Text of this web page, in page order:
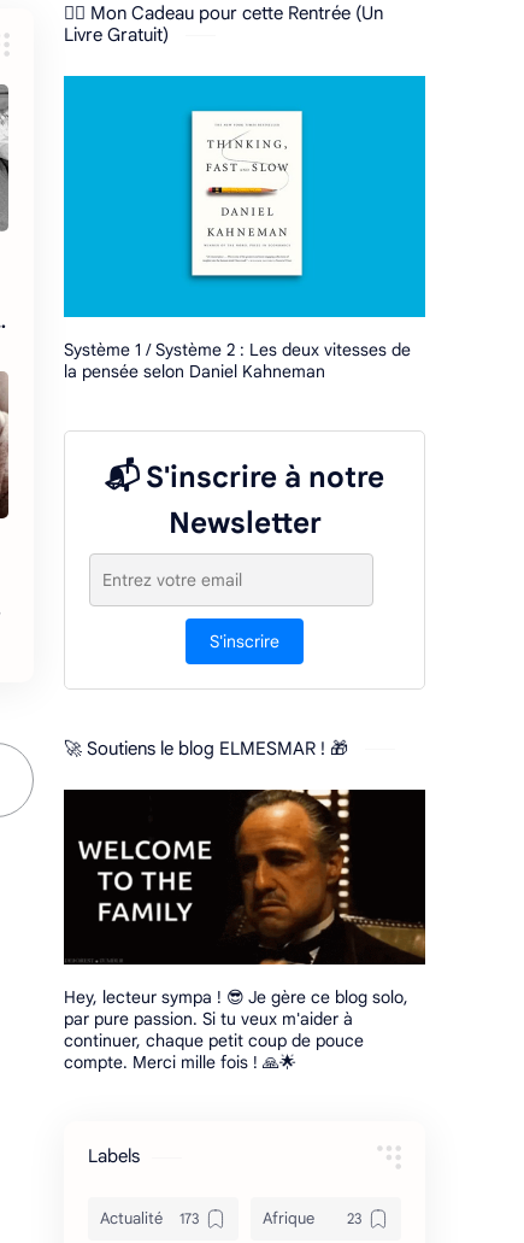
❤️‍🔥 Mon Cadeau pour cette Rentrée (Un
Livre Gratuit)
Système 1 / Système 2 : Les deux vitesses de
la pensée selon Daniel Kahneman
📬 S'inscrire à notre
Newsletter
S'inscrire
🚀 Soutiens le blog ELMESMAR ! 🎁
Hey, lecteur sympa ! 😎 Je gère ce blog solo,
par pure passion. Si tu veux m'aider à
continuer, chaque petit coup de pouce
compte. Merci mille fois ! 🙏🌟
Labels
Actualité Afrique